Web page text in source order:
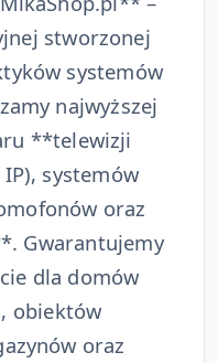
stworzonej
systemów
najwyższej
**telewizji
IP), systemów
oraz
Gwarantujemy
dla domów
obiektów
oraz